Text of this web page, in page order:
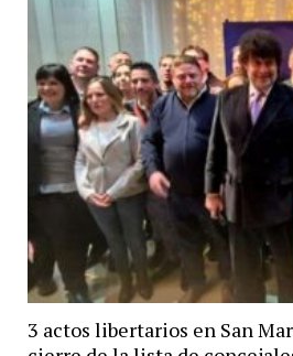
3 actos libertarios en San